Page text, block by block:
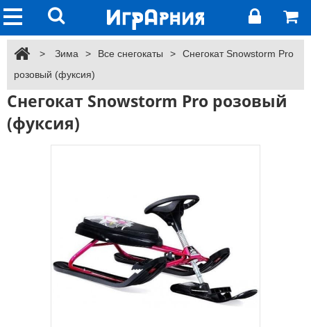
> Зима > Все снегокаты >
Снегокат Snowstorm Pro
розовый (фуксия)
Снегокат Snowstorm Pro розовый
(фуксия)